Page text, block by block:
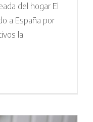
del hogar El
a España por
la